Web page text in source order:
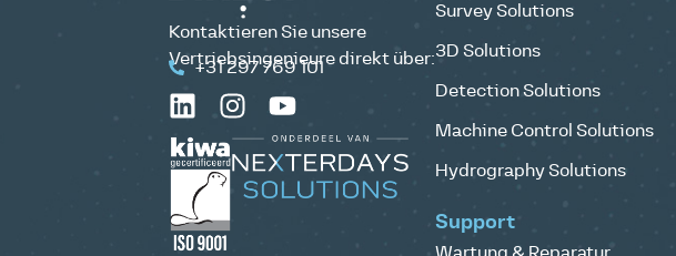
Kontaktieren Sie unsere
Vertriebsingenieure direkt über:
+31 297 769 101
Survey Solutions
3D Solutions
Detection Solutions
Machine Control Solutions
Hydrography Solutions
Support
Wartung & Reparatur